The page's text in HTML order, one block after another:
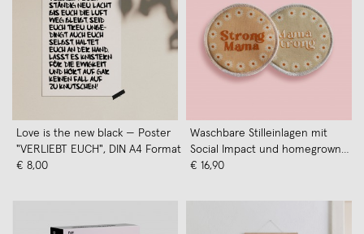
Love is the new black — Poster
"VERLIEBT EUCH", DIN A4 Format
€ 8,00
Waschbare Stilleinlagen mit
Social Impact und homegrown
Design von moodie x Strong
€ 16,90